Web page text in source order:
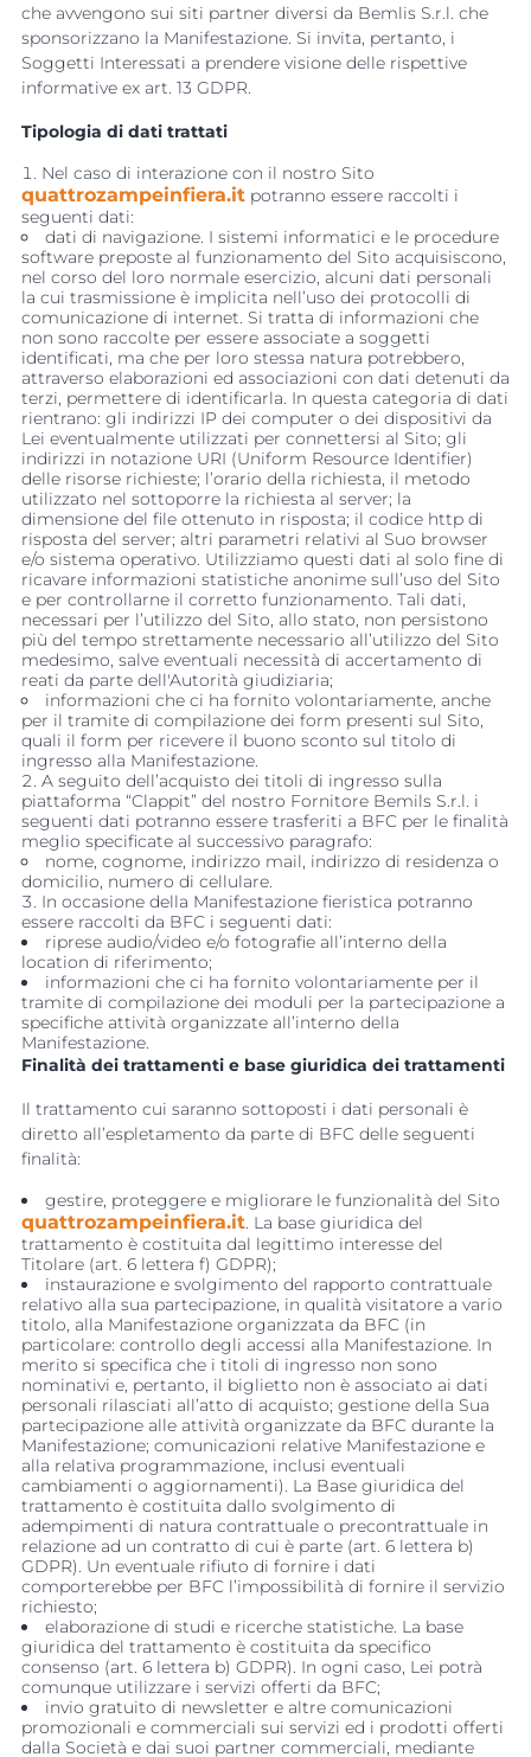
che avvengono sui siti partner diversi da Bemlis S.r.l. che
sponsorizzano la Manifestazione. Si invita, pertanto, i
Soggetti Interessati a prendere visione delle rispettive
informative ex art. 13 GDPR.
Tipologia di dati trattati
Nel caso di interazione con il nostro Sito
quattrozampeinfiera.it potranno essere raccolti i
seguenti dati:
dati di navigazione. I sistemi informatici e le procedure
software preposte al funzionamento del Sito acquisiscono,
nel corso del loro normale esercizio, alcuni dati personali
la cui trasmissione è implicita nell’uso dei protocolli di
comunicazione di internet. Si tratta di informazioni che
non sono raccolte per essere associate a soggetti
identificati, ma che per loro stessa natura potrebbero,
attraverso elaborazioni ed associazioni con dati detenuti da
terzi, permettere di identificarla. In questa categoria di dati
rientrano: gli indirizzi IP dei computer o dei dispositivi da
Lei eventualmente utilizzati per connettersi al Sito; gli
indirizzi in notazione URI (Uniform Resource Identifier)
delle risorse richieste; l’orario della richiesta, il metodo
utilizzato nel sottoporre la richiesta al server; la
dimensione del file ottenuto in risposta; il codice http di
risposta del server; altri parametri relativi al Suo browser
e/o sistema operativo. Utilizziamo questi dati al solo fine di
ricavare informazioni statistiche anonime sull’uso del Sito
e per controllarne il corretto funzionamento. Tali dati,
necessari per l’utilizzo del Sito, allo stato, non persistono
più del tempo strettamente necessario all’utilizzo del Sito
medesimo, salve eventuali necessità di accertamento di
reati da parte dell'Autorità giudiziaria;
informazioni che ci ha fornito volontariamente, anche
per il tramite di compilazione dei form presenti sul Sito,
quali il form per ricevere il buono sconto sul titolo di
ingresso alla Manifestazione.
A seguito dell’acquisto dei titoli di ingresso sulla
piattaforma “Clappit” del nostro Fornitore Bemils S.r.l. i
seguenti dati potranno essere trasferiti a BFC per le finalità
meglio specificate al successivo paragrafo:
nome, cognome, indirizzo mail, indirizzo di residenza o
domicilio, numero di cellulare.
In occasione della Manifestazione fieristica potranno
essere raccolti da BFC i seguenti dati:
riprese audio/video e/o fotografie all’interno della
location di riferimento;
informazioni che ci ha fornito volontariamente per il
tramite di compilazione dei moduli per la partecipazione a
specifiche attività organizzate all’interno della
Manifestazione.
Finalità dei trattamenti e base giuridica dei trattamenti
Il trattamento cui saranno sottoposti i dati personali è
diretto all’espletamento da parte di BFC delle seguenti
finalità:
gestire, proteggere e migliorare le funzionalità del Sito
quattrozampeinfiera.it. La base giuridica del
trattamento è costituita dal legittimo interesse del
Titolare (art. 6 lettera f) GDPR);
instaurazione e svolgimento del rapporto contrattuale
relativo alla sua partecipazione, in qualità visitatore a vario
titolo, alla Manifestazione organizzata da BFC (in
particolare: controllo degli accessi alla Manifestazione. In
merito si specifica che i titoli di ingresso non sono
nominativi e, pertanto, il biglietto non è associato ai dati
personali rilasciati all’atto di acquisto; gestione della Sua
partecipazione alle attività organizzate da BFC durante la
Manifestazione; comunicazioni relative Manifestazione e
alla relativa programmazione, inclusi eventuali
cambiamenti o aggiornamenti). La Base giuridica del
trattamento è costituita dallo svolgimento di
adempimenti di natura contrattuale o precontrattuale in
relazione ad un contratto di cui è parte (art. 6 lettera b)
GDPR). Un eventuale rifiuto di fornire i dati
comporterebbe per BFC l’impossibilità di fornire il servizio
richiesto;
elaborazione di studi e ricerche statistiche. La base
giuridica del trattamento è costituita da specifico
consenso (art. 6 lettera b) GDPR). In ogni caso, Lei potrà
comunque utilizzare i servizi offerti da BFC;
invio gratuito di newsletter e altre comunicazioni
promozionali e commerciali sui servizi ed i prodotti offerti
dalla Società e dai suoi partner commerciali, mediante